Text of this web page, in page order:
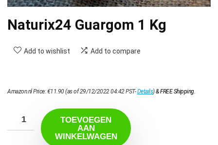
Naturix24 Guargom 1 Kg
Add to wishlist Add to compare
Amazon.nl Price:€11.90(as of 29/12/2022 04:42 PST-Details)&FREE Shipping.
TOEVOEGEN
AAN
WINKELWAGEN